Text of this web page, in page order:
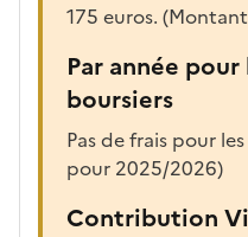
175 euros.
Par année
boursiers
Pas de frais pour
pour 2025/2026)
Contribution